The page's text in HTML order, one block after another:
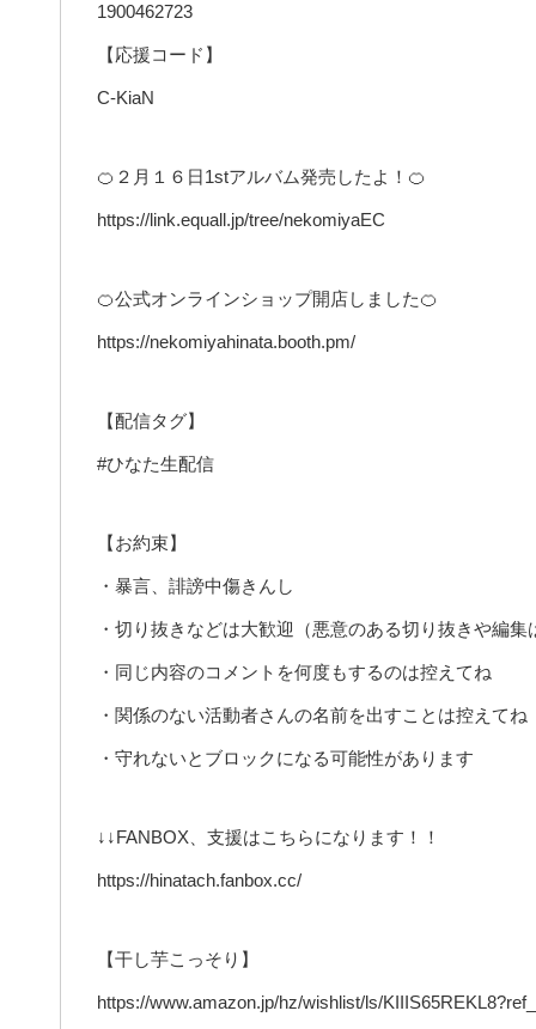
1900462723
【応援コード】
C-KiaN
🍊２月１６日1stアルバム発売したよ！🍊
https://link.equall.jp/tree/nekomiyaEC
🍊公式オンラインショップ開店しました🍊
https://nekomiyahinata.booth.pm/
【配信タグ】
#ひなた生配信
【お約束】
・暴言、誹謗中傷きんし
・切り抜きなどは大歓迎（悪意のある切り抜きや編集
・同じ内容のコメントを何度もするのは控えてね
・関係のない活動者さんの名前を出すことは控えてね
・守れないとブロックになる可能性があります
↓↓FANBOX、支援はこちらになります！！
https://hinatach.fanbox.cc/
【干し芋こっそり】
https://www.amazon.jp/hz/wishlist/ls/